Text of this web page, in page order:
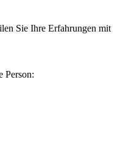
Sie Ihre Erfahrungen mit
Person: